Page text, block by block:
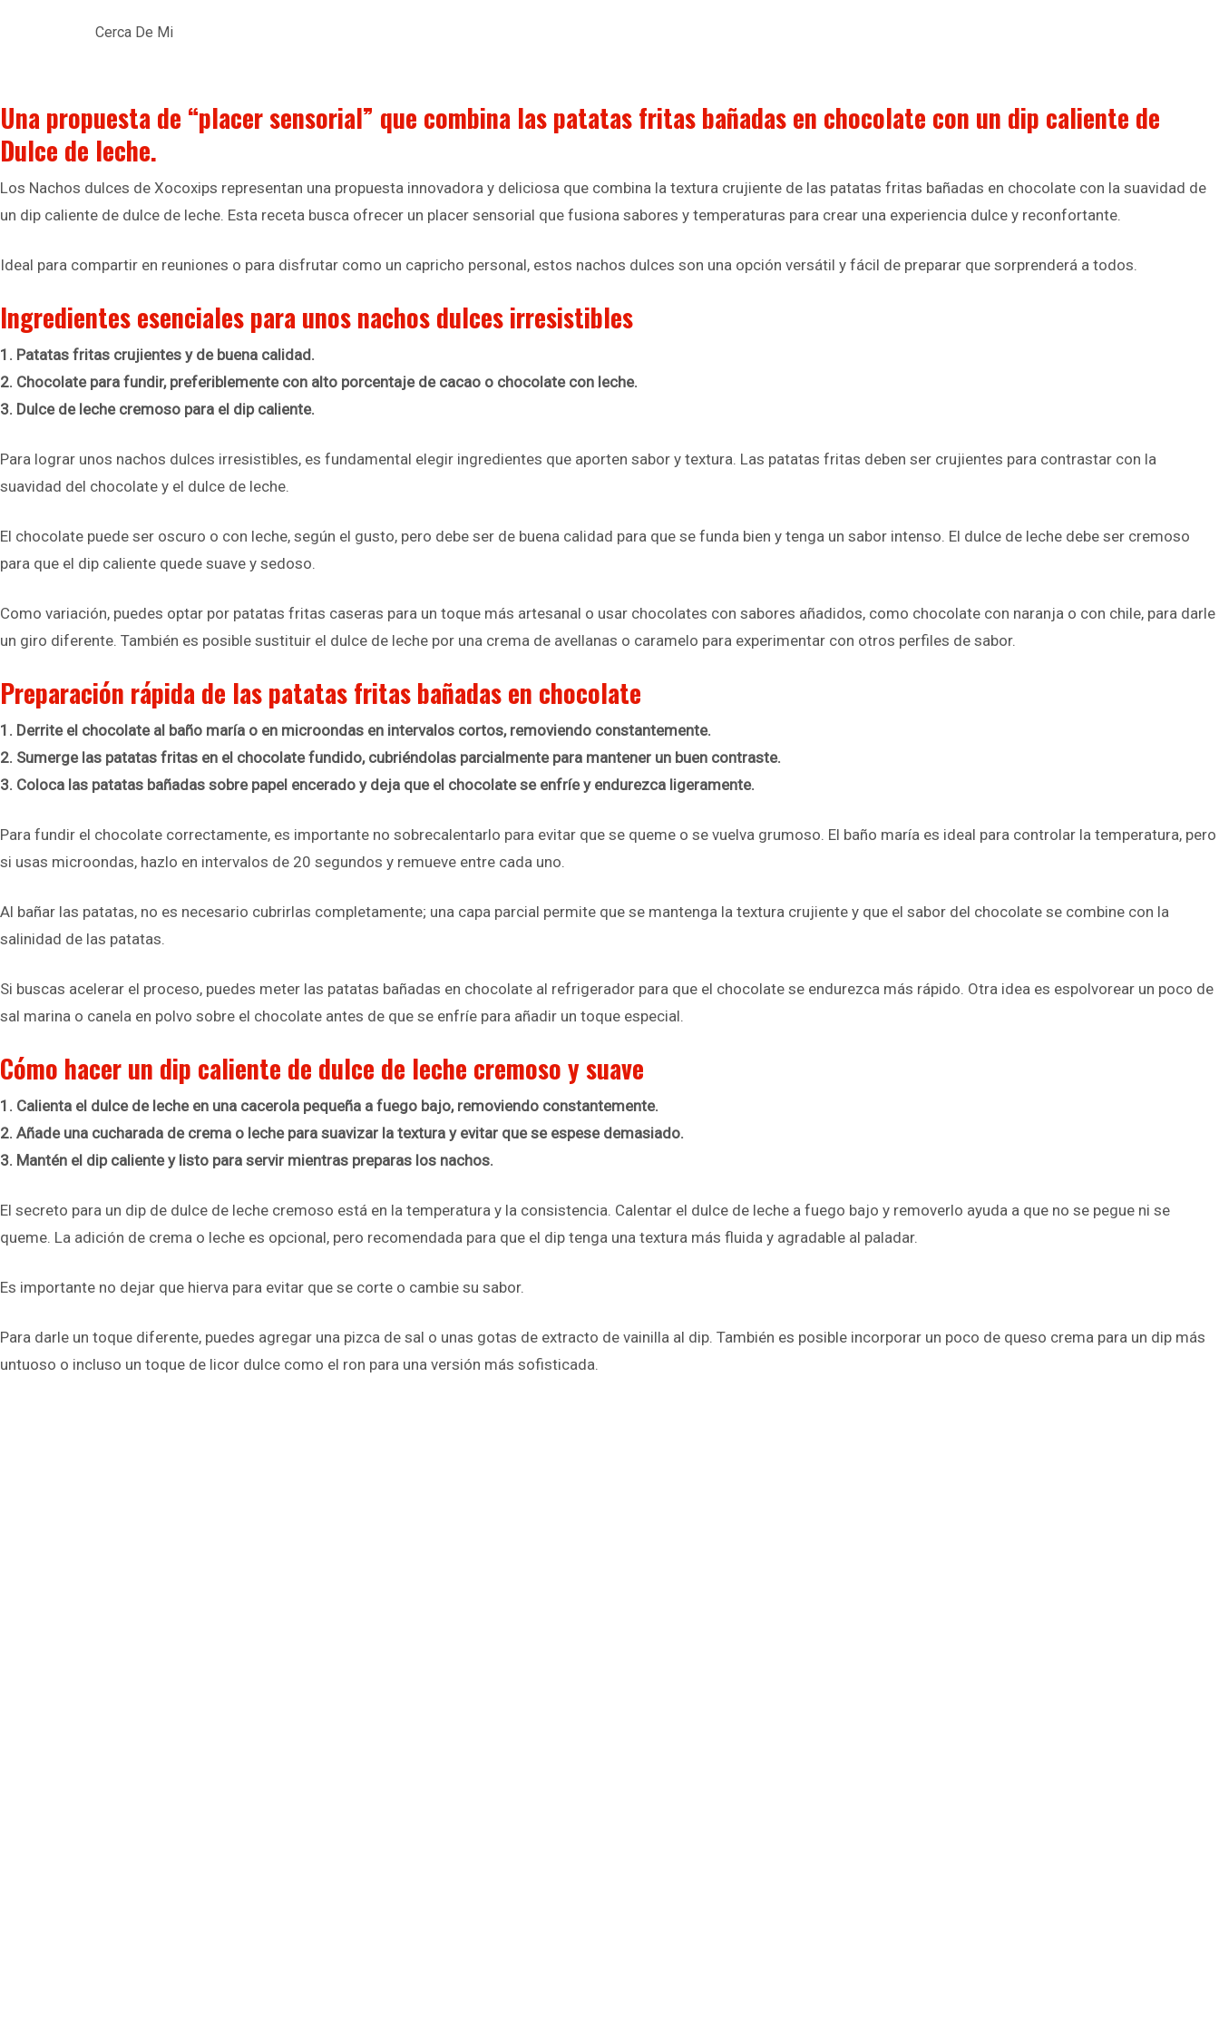
Cerca De Mi
Una propuesta de “placer sensorial” que combina las patatas fritas bañadas en chocolate con un dip caliente de
Dulce de leche.
Los Nachos dulces de Xocoxips representan una propuesta innovadora y deliciosa que combina la textura crujiente de las patatas fritas bañadas en chocolate con la suavidad de
un dip caliente de dulce de leche. Esta receta busca ofrecer un placer sensorial que fusiona sabores y temperaturas para crear una experiencia dulce y reconfortante.
Ideal para compartir en reuniones o para disfrutar como un capricho personal, estos nachos dulces son una opción versátil y fácil de preparar que sorprenderá a todos.
Ingredientes esenciales para unos nachos dulces irresistibles
1. Patatas fritas crujientes y de buena calidad.
2. Chocolate para fundir, preferiblemente con alto porcentaje de cacao o chocolate con leche.
3. Dulce de leche cremoso para el dip caliente.
Para lograr unos nachos dulces irresistibles, es fundamental elegir ingredientes que aporten sabor y textura. Las patatas fritas deben ser crujientes para contrastar con la
suavidad del chocolate y el dulce de leche.
El chocolate puede ser oscuro o con leche, según el gusto, pero debe ser de buena calidad para que se funda bien y tenga un sabor intenso. El dulce de leche debe ser cremoso
para que el dip caliente quede suave y sedoso.
Como variación, puedes optar por patatas fritas caseras para un toque más artesanal o usar chocolates con sabores añadidos, como chocolate con naranja o con chile, para darle
un giro diferente. También es posible sustituir el dulce de leche por una crema de avellanas o caramelo para experimentar con otros perfiles de sabor.
Preparación rápida de las patatas fritas bañadas en chocolate
1. Derrite el chocolate al baño maría o en microondas en intervalos cortos, removiendo constantemente.
2. Sumerge las patatas fritas en el chocolate fundido, cubriéndolas parcialmente para mantener un buen contraste.
3. Coloca las patatas bañadas sobre papel encerado y deja que el chocolate se enfríe y endurezca ligeramente.
Para fundir el chocolate correctamente, es importante no sobrecalentarlo para evitar que se queme o se vuelva grumoso. El baño maría es ideal para controlar la temperatura, pero
si usas microondas, hazlo en intervalos de 20 segundos y remueve entre cada uno.
Al bañar las patatas, no es necesario cubrirlas completamente; una capa parcial permite que se mantenga la textura crujiente y que el sabor del chocolate se combine con la
salinidad de las patatas.
Si buscas acelerar el proceso, puedes meter las patatas bañadas en chocolate al refrigerador para que el chocolate se endurezca más rápido. Otra idea es espolvorear un poco de
sal marina o canela en polvo sobre el chocolate antes de que se enfríe para añadir un toque especial.
Cómo hacer un dip caliente de dulce de leche cremoso y suave
1. Calienta el dulce de leche en una cacerola pequeña a fuego bajo, removiendo constantemente.
2. Añade una cucharada de crema o leche para suavizar la textura y evitar que se espese demasiado.
3. Mantén el dip caliente y listo para servir mientras preparas los nachos.
El secreto para un dip de dulce de leche cremoso está en la temperatura y la consistencia. Calentar el dulce de leche a fuego bajo y removerlo ayuda a que no se pegue ni se
queme. La adición de crema o leche es opcional, pero recomendada para que el dip tenga una textura más fluida y agradable al paladar.
Es importante no dejar que hierva para evitar que se corte o cambie su sabor.
Para darle un toque diferente, puedes agregar una pizca de sal o unas gotas de extracto de vainilla al dip. También es posible incorporar un poco de queso crema para un dip más
untuoso o incluso un toque de licor dulce como el ron para una versión más sofisticada.